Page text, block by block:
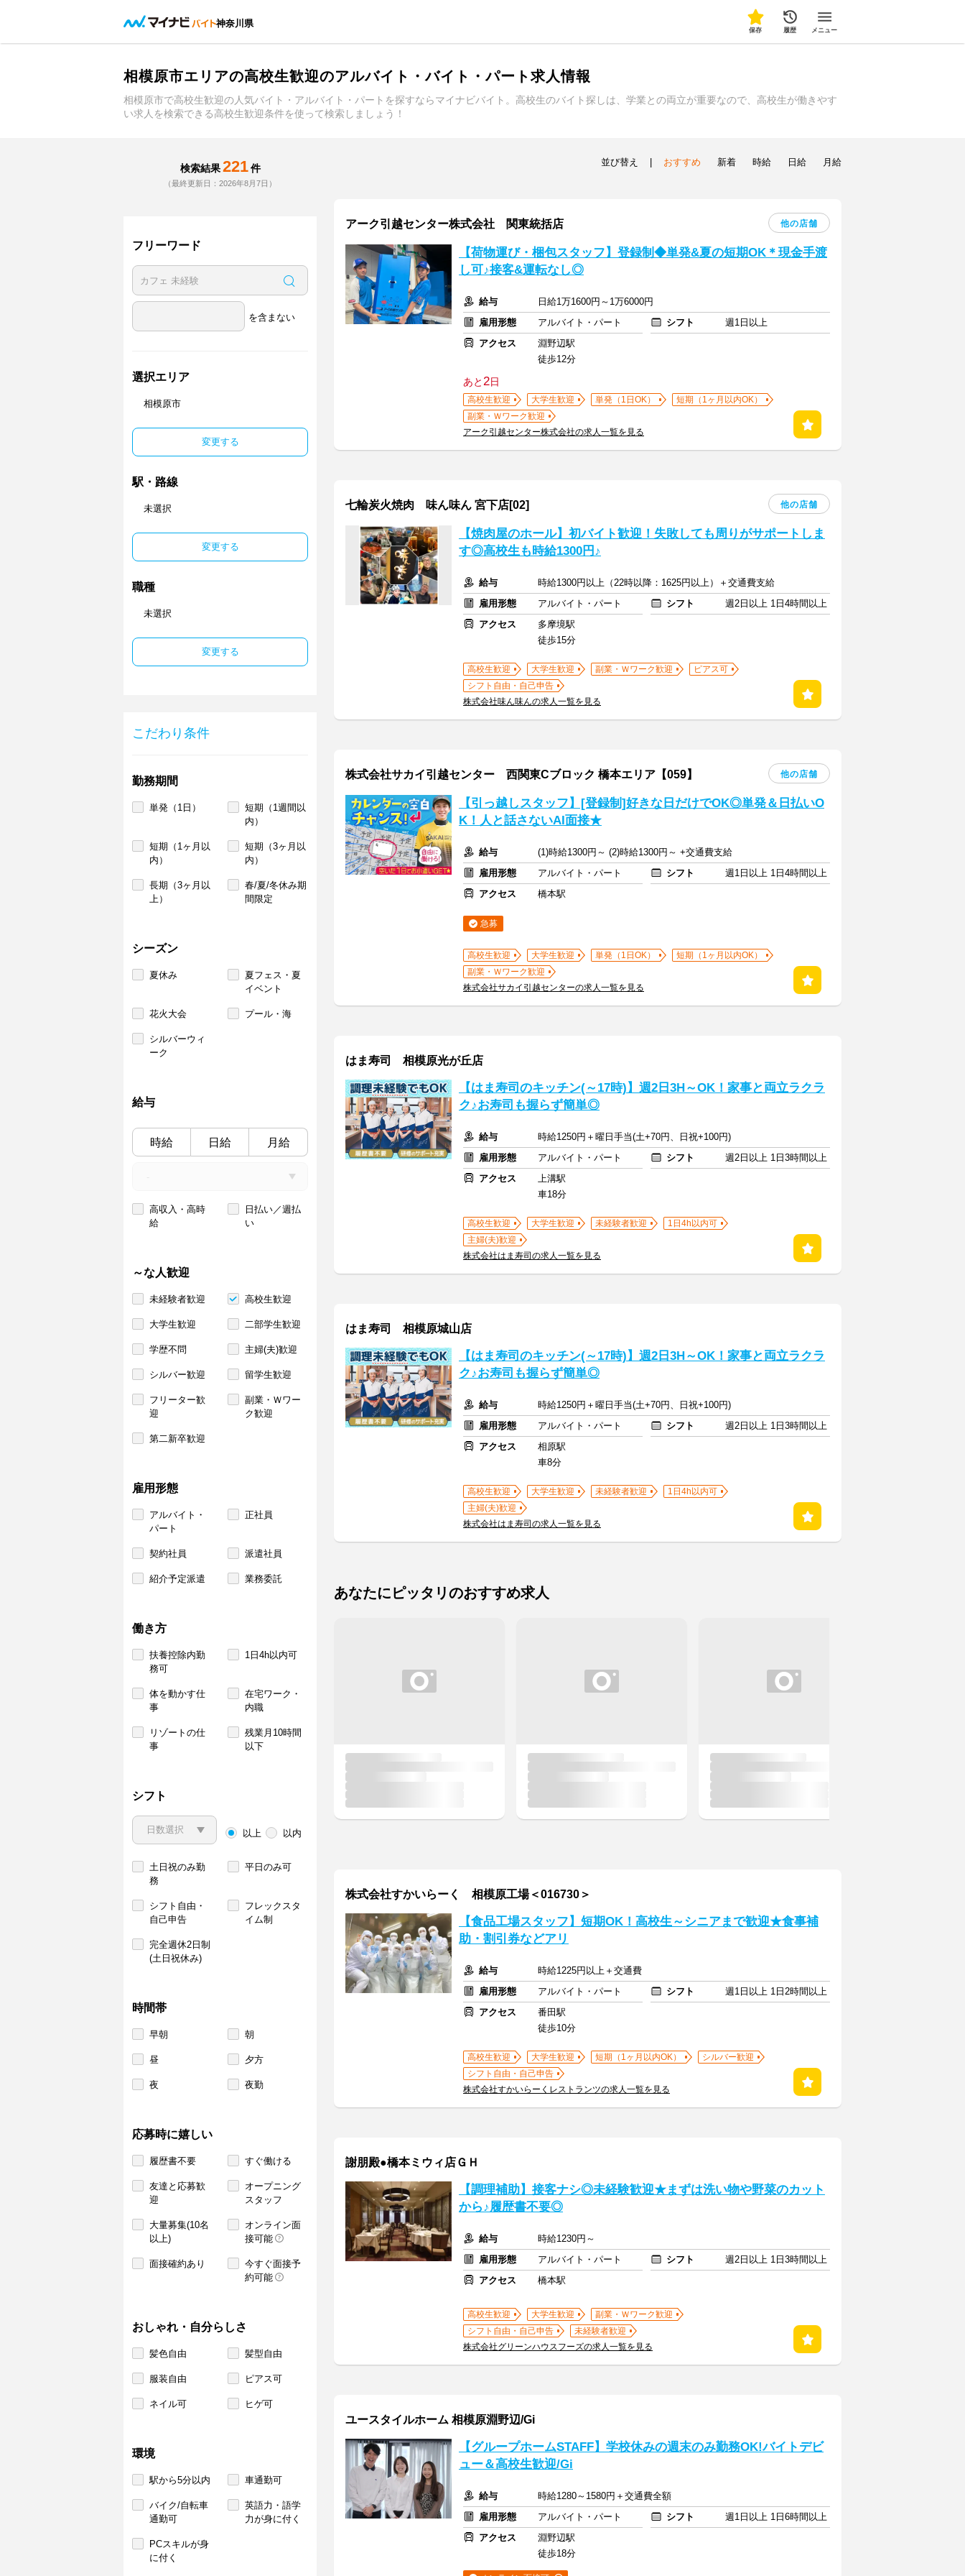
神奈川県
保存 履歴 メニュー
相模原市エリアの高校生歓迎のアルバイト・バイト・パート求人情報
相模原市で高校生歓迎の人気バイト・アルバイト・パートを探すならマイナビバイト。高校生のバイト探しは、学業との両立が重要なので、高校生が働きやす
い求人を検索できる高校生歓迎条件を使って検索しましょう！
検索結果 221 件
（最終更新日：2026年8月7日）
フリーワード
を含まない
選択エリア
相模原市
変更する
駅・路線
未選択
変更する
職種
未選択
変更する
こだわり条件
勤務期間
単発（1日）
短期（1週間以
内）
短期（1ヶ月以
内）
短期（3ヶ月以
内）
長期（3ヶ月以
上）
春/夏/冬休み期
間限定
シーズン
夏休み
夏フェス・夏
イベント
花火大会 プール・海
シルバーウィ
ーク
給与
時給 日給 月給
高収入・高時
給
日払い／週払
い
～な人歓迎
未経験者歓迎 高校生歓迎
大学生歓迎 二部学生歓迎
学歴不問 主婦(夫)歓迎
シルバー歓迎 留学生歓迎
フリーター歓
迎
副業・Ｗワー
ク歓迎
第二新卒歓迎
雇用形態
アルバイト・
パート
正社員
契約社員 派遣社員
紹介予定派遣 業務委託
働き方
扶養控除内勤
務可
1日4h以内可
体を動かす仕
事
在宅ワーク・
内職
リゾートの仕
事
残業月10時間
以下
シフト
以上 以内
土日祝のみ勤
務
平日のみ可
シフト自由・
自己申告
フレックスタ
イム制
完全週休2日制
(土日祝休み)
時間帯
早朝 朝
昼 夕方
夜 夜勤
応募時に嬉しい
履歴書不要 すぐ働ける
友達と応募歓
迎
オープニング
スタッフ
大量募集(10名
以上)
オンライン面
接可能
面接確約あり
今すぐ面接予
約可能
おしゃれ・自分らしさ
髪色自由 髪型自由
服装自由 ピアス可
ネイル可 ヒゲ可
環境
駅から5分以内 車通勤可
バイク/自転車
通勤可
英語力・語学
力が身に付く
PCスキルが身
に付く
並び替え おすすめ 新着 時給 日給 月給
アーク引越センター株式会社 関東統括店 他の店舗
【荷物運び・梱包スタッフ】登録制◆単発&夏の短期OK＊現金手渡
し可♪接客&運転なし◎
給与
日給1万1600円～1万6000円
雇用形態
アルバイト・パート シフト
週1日以上
アクセス
淵野辺駅
徒歩12分
あと2日
高校生歓迎 大学生歓迎 単発（1日OK）
短期（1ヶ月以内OK）
副業・Ｗワーク歓迎
アーク引越センター株式会社の求人一覧を見る
七輪炭火焼肉 味ん味ん 宮下店[02] 他の店舗
【焼肉屋のホール】初バイト歓迎！失敗しても周りがサポートしま
す◎高校生も時給1300円♪
給与
時給1300円以上（22時以降：1625円以上）＋交通費支給
雇用形態
アルバイト・パート シフト
週2日以上 1日4時間以上
アクセス
多摩境駅
徒歩15分
高校生歓迎 大学生歓迎 副業・Ｗワーク歓迎
ピアス可
シフト自由・自己申告
株式会社味ん味んの求人一覧を見る
株式会社サカイ引越センター 西関東Cブロック 橋本エリア【059】 他の店舗
【引っ越しスタッフ】[登録制]好きな日だけでOK◎単発＆日払いO
K！人と話さないAI面接★
給与
(1)時給1300円～ (2)時給1300円～ +交通費支給
雇用形態
アルバイト・パート シフト
週1日以上 1日4時間以上
アクセス
橋本駅
急募
高校生歓迎 大学生歓迎 単発（1日OK）
短期（1ヶ月以内OK）
副業・Ｗワーク歓迎
株式会社サカイ引越センターの求人一覧を見る
はま寿司 相模原光が丘店
【はま寿司のキッチン(～17時)】週2日3H～OK！家事と両立ラクラ
ク♪お寿司も握らず簡単◎
給与
時給1250円＋曜日手当(土+70円、日祝+100円)
雇用形態
アルバイト・パート シフト
週2日以上 1日3時間以上
アクセス
上溝駅
車18分
高校生歓迎 大学生歓迎 未経験者歓迎
1日4h以内可
主婦(夫)歓迎
株式会社はま寿司の求人一覧を見る
はま寿司 相模原城山店
【はま寿司のキッチン(～17時)】週2日3H～OK！家事と両立ラクラ
ク♪お寿司も握らず簡単◎
給与
時給1250円＋曜日手当(土+70円、日祝+100円)
雇用形態
アルバイト・パート シフト
週2日以上 1日3時間以上
アクセス
相原駅
車8分
高校生歓迎 大学生歓迎 未経験者歓迎
1日4h以内可
主婦(夫)歓迎
株式会社はま寿司の求人一覧を見る
あなたにピッタリのおすすめ求人
株式会社すかいらーく 相模原工場＜016730＞
【食品工場スタッフ】短期OK！高校生～シニアまで歓迎★食事補
助・割引券などアリ
給与
時給1225円以上＋交通費
雇用形態
アルバイト・パート シフト
週1日以上 1日2時間以上
アクセス
番田駅
徒歩10分
高校生歓迎 大学生歓迎 短期（1ヶ月以内OK）
シルバー歓迎
シフト自由・自己申告
株式会社すかいらーくレストランツの求人一覧を見る
謝朋殿●橋本ミウィ店ＧＨ
【調理補助】接客ナシ◎未経験歓迎★まずは洗い物や野菜のカット
から♪履歴書不要◎
給与
時給1230円～
雇用形態
アルバイト・パート シフト
週2日以上 1日3時間以上
アクセス
橋本駅
高校生歓迎 大学生歓迎
副業・Ｗワーク歓迎
シフト自由・自己申告
未経験者歓迎
株式会社グリーンハウスフーズの求人一覧を見る
ユースタイルホーム 相模原淵野辺/Gi
【グループホームSTAFF】学校休みの週末のみ勤務OK!バイトデビ
ュー＆高校生歓迎/Gi
給与
時給1280～1580円＋交通費全額
雇用形態
アルバイト・パート シフト
週1日以上 1日6時間以上
アクセス
淵野辺駅
徒歩18分